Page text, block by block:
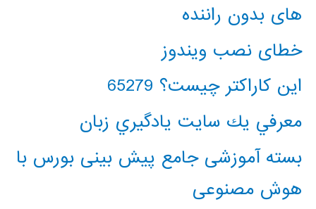
های بدون راننده
خطای نصب ویندوز
این کاراکتر چیست؟ 65279
معرفي يك سايت يادگيري زبان
بسته آموزشی جامع پیش بینی بورس با
هوش مصنوعی